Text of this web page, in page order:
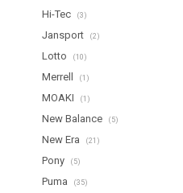
Hi-Tec (3)
Jansport (2)
Lotto (10)
Merrell (1)
MOAKI (1)
New Balance (5)
New Era (21)
Pony (5)
Puma (35)